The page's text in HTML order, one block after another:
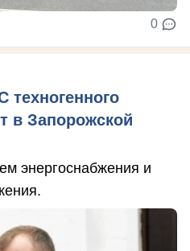
0
в Запорожской
энергоснабжения и